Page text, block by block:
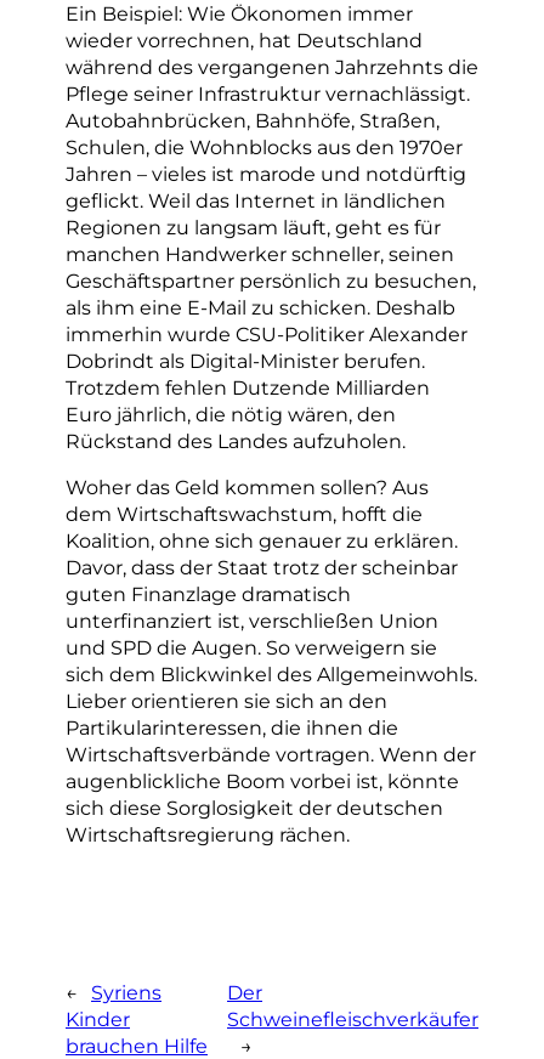
Ein Beispiel: Wie Ökonomen immer
wieder vorrechnen, hat Deutschland
während des vergangenen Jahrzehnts die
Pflege seiner Infrastruktur vernachlässigt.
Autobahnbrücken, Bahnhöfe, Straßen,
Schulen, die Wohnblocks aus den 1970er
Jahren – vieles ist marode und notdürftig
geflickt. Weil das Internet in ländlichen
Regionen zu langsam läuft, geht es für
manchen Handwerker schneller, seinen
Geschäftspartner persönlich zu besuchen,
als ihm eine E-Mail zu schicken. Deshalb
immerhin wurde CSU-Politiker Alexander
Dobrindt als Digital-Minister berufen.
Trotzdem fehlen Dutzende Milliarden
Euro jährlich, die nötig wären, den
Rückstand des Landes aufzuholen.
Woher das Geld kommen sollen? Aus
dem Wirtschaftswachstum, hofft die
Koalition, ohne sich genauer zu erklären.
Davor, dass der Staat trotz der scheinbar
guten Finanzlage dramatisch
unterfinanziert ist, verschließen Union
und SPD die Augen. So verweigern sie
sich dem Blickwinkel des Allgemeinwohls.
Lieber orientieren sie sich an den
Partikularinteressen, die ihnen die
Wirtschaftsverbände vortragen. Wenn der
augenblickliche Boom vorbei ist, könnte
sich diese Sorglosigkeit der deutschen
Wirtschaftsregierung rächen.
←
Syriens
Kinder
brauchen Hilfe
Der
Schweinefleischverkäufer
→